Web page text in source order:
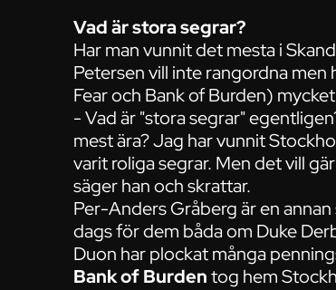
Vad är stora segrar?
Har man vunnit det mesta i
Petersen vill inte rangordna
Fear och Bank of Burden)
- Vad är "stora segrar"
mest ära? Jag har vunnit
varit roliga segrar. Men det vill
säger han och skrattar.
Per-Anders Gråberg är en
dags för dem båda om Duke
Duon har plockat många
Bank of Burdentog hem